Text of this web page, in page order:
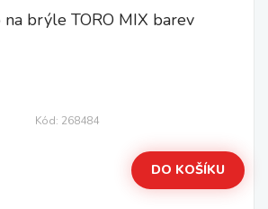
na brýle TORO MIX barev
Kód: 268484
DO KOŠÍKU